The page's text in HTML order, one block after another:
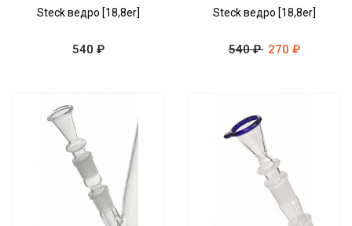
Steck ведро [18,8er]
540 ₽
Steck ведро [18,8er]
540 ₽ 270 ₽